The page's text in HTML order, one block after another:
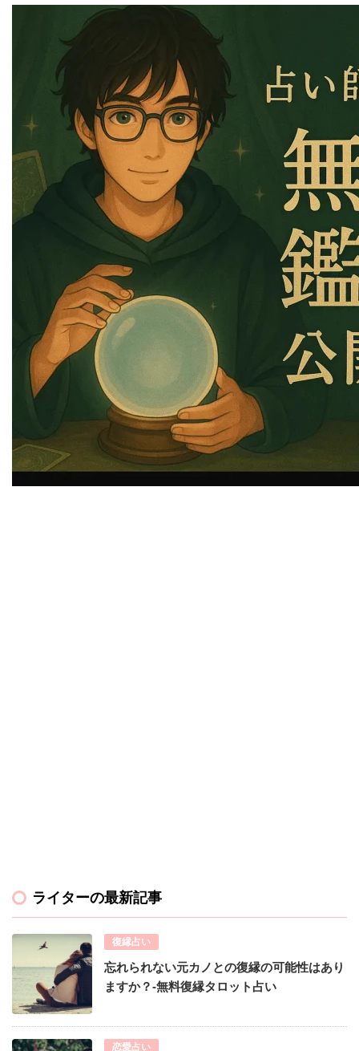
ライターの最新記事
復縁占い
忘れられない元カノとの復縁の可能性はあり
ますか？-無料復縁タロット占い
恋愛占い